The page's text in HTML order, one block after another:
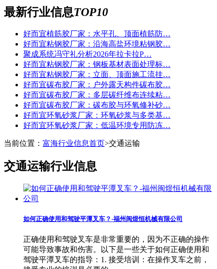
最新行业信息TOP10
好而宜植筋胶厂家：水平孔、顶面植筋防…
好而宜粘钢胶厂家：沿海高盐环境粘钢胶…
聚成系统冯守礼分析2026年拉卡拉P…
好而宜粘钢胶厂家：钢板基材表面处理标…
好而宜粘钢胶厂家：立面、顶面施工流挂…
好而宜碳布胶厂家：户外露天构件碳布胶…
好而宜碳布胶厂家：多层碳纤维布连续粘…
好而宜碳布胶厂家：碳布胶与环氧修补砂…
好而宜环氧砂浆厂家：环氧砂浆与多类基…
好而宜环氧砂浆厂家：低温环境专用防冻…
当前位置： 富海行业信息首页>交通运输
交通运输行业信息
如何正确使用和驾驶平潭叉车？-福州闽煜恒机械有限公司
正确使用和驾驶叉车是非常重要的，因为不正确的操作
可能导致事故和伤害。以下是一些关于如何正确使用和
驾驶平潭叉车的指导：1. 接受培训：在操作叉车之前，